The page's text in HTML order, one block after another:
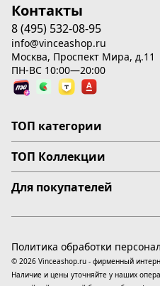
Контакты
8 (495) 532-08-95
info@vinceashop.ru
Москва, Проспект Мира, д.11
ПН-ВС 10:00—20:00
ТОП категории
ТОП Коллекции
Для покупателей
© 2026 Vinceashop.ru - фирменный
Наличие и цены уточняйте у наших
Политика обработки